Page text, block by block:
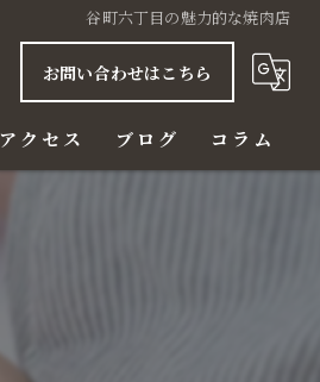
谷町六丁目の魅力的な焼肉店
お問い合わせはこちら
アクセス ブログ コラム